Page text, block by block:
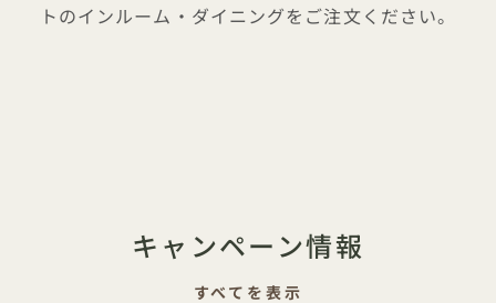
トのインルーム・ダイニングをご注文ください。
キャンペーン情報
すべてを表示